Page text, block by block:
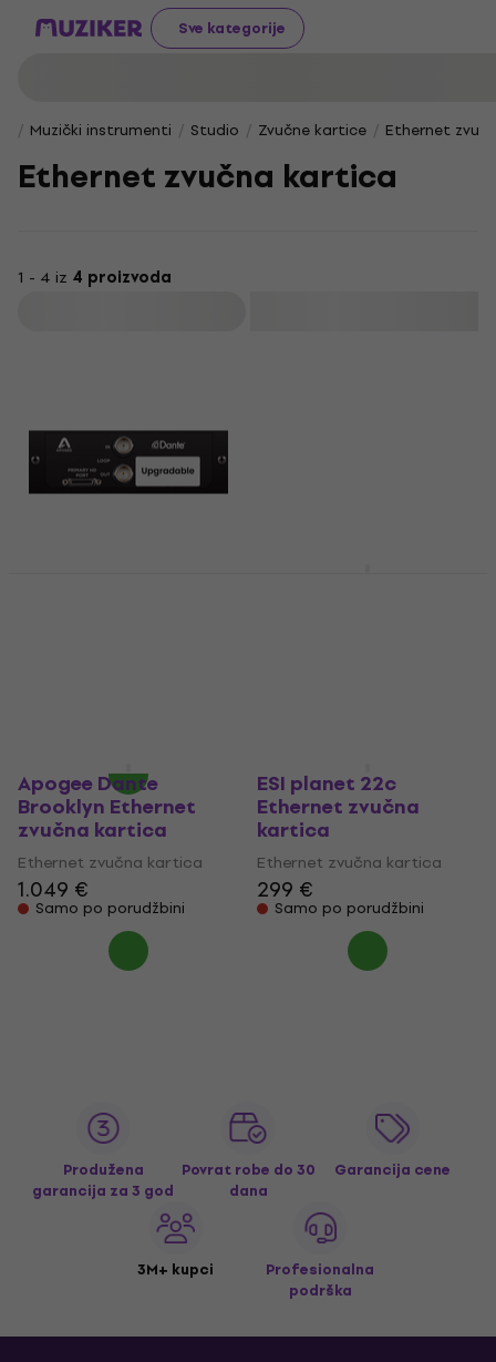
Sve kategorije
Muzički instrumenti Studio Zvučne kartice Ethernet
Ethernet zvučna kartica
1 - 4 iz 4 proizvoda
Apogee Dante
Brooklyn Ethernet
zvučna kartica
Ethernet zvučna kartica
1.049 €
Samo po porudžbini
ESI planet 22c
Ethernet zvučna
kartica
Ethernet zvučna kartica
299 €
Samo po porudžbini
Produžena
garancija za 3 god
Povrat robe do 30
dana
Garancija cene
3M+ kupci
Profesionalna
podrška